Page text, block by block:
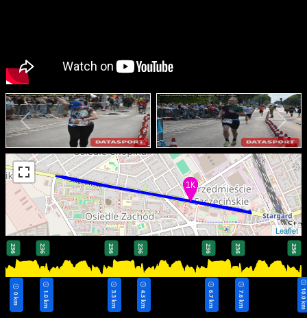
Leaflet
0 km
236 236
1.0 km
236
3.3 km
236
4.3 km
236
6.7 km
236
7.6 km
236